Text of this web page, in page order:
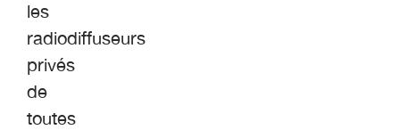
les
radiodiffuseurs
privés
de
toutes